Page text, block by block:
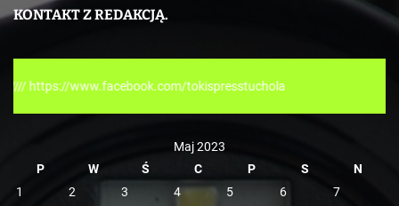
e
i
e
KONTAKT Z REDAKCJĄ.
tokispresstuchola
Maj 2023
P
W Ś C P S
N
1
2 3 4 5 6
7